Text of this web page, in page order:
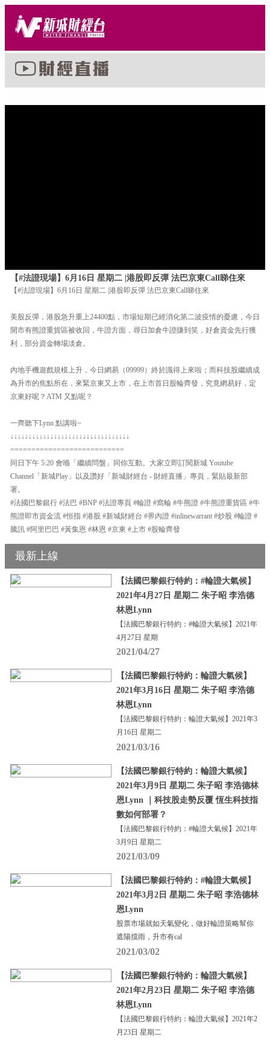
【#法證現場】6月16日 星期二 |港股即反彈 法巴京東Call睇住來
【#法證現場】6月16日 星期二 |港股即反彈 法巴京東Call睇住來
美股反彈，港股急升重上24400點，市場短期已經消化第二波疫情的憂慮，今日
開市有熊證重貨區被收回，牛證方面，尋日加倉牛證賺到笑，好倉資金先行獲
利，部分資金轉場淡倉。
內地手機遊戲規模上升，今日網易（09999）終於識得上來啦；而科技股繼續成
為升市的焦點所在，來緊京東又上市，在上市首日股輪齊發，究竟網易好，定
京東好呢？ATM 又點呢？
一齊聽下Lynn 點講啦~
↓↓↓↓↓↓↓↓↓↓↓↓↓↓↓↓↓↓↓↓↓↓↓↓↓↓↓↓↓↓↓↓↓
===========================
同日下午 5:20 會喺「繼續問盤」同你互動。大家立即訂閱新城 Youtube
Channel「新城Play」以及讚好「新城財經台 - 財經直播」專頁，緊貼最新部
署。
#法國巴黎銀行 #法巴 #BNP #法證專頁 #輪證 #窩輪 #牛熊證 #牛熊證重貨區 #牛
熊證即市資金流 #恒指 #港股 #新城財經台 #界內證 #inlinewarrant #炒股 #輪證 #
騰訊 #阿里巴巴 #黃集恩 #林恩 #京東 #上市 #股輪齊發
最新上線
【法國巴黎銀行特約：#輪證大氣候】
2021年4月27日 星期二 朱子昭 李浩德
林恩Lynn
【法國巴黎銀行特約：#輪證大氣候】2021年
4月27日 星期
2021/04/27
【法國巴黎銀行特約：輪證大氣候】
2021年3月16日 星期二 朱子昭 李浩德
林恩Lynn
【法國巴黎銀行特約：輪證大氣候】2021年3
月16日 星期二
2021/03/16
【法國巴黎銀行特約：輪證大氣候】
2021年3月9日 星期二 朱子昭 李浩德林
恩Lynn ｜科技股走勢反覆 恆生科技指
數如何部署？
【法國巴黎銀行特約：#輪證大氣候】2021年
3月9日 星期二
2021/03/09
【法國巴黎銀行特約：#輪證大氣候】
2021年3月2日 星期二 朱子昭 李浩德林
恩Lynn
股票市場就如天氣變化，做好輪證策略幫你
遮陽擋雨，升市有cal
2021/03/02
【法國巴黎銀行特約：輪證大氣候】
2021年2月23日 星期二 朱子昭 李浩德
林恩Lynn
【法國巴黎銀行特約：輪證大氣候】2021年2
月23日 星期二